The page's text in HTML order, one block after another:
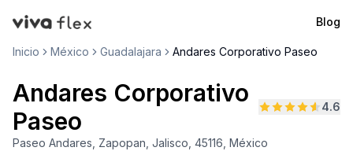
VivaFlex
Blog
Inicio México Guadalajara Andares Corporativo Paseo
Andares Corporativo
Paseo
4.6
Paseo Andares, Zapopan, Jalisco, 45116, México